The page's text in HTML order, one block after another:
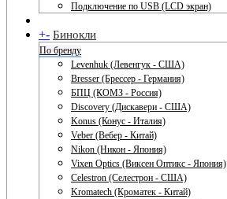
Подключение по USB (LCD экран)
+- Бинокли
По бренду
Levenhuk (Левенгук - США)
Bresser (Брессер - Германия)
БПЦ (КОМЗ - Россия)
Discovery (Дискавери - США)
Konus (Конус - Италия)
Veber (Вебер - Китай)
Nikon (Никон - Япония)
Vixen Optics (Виксен Оптикс - Япония)
Celestron (Селестрон - США)
Kromatech (Кроматек - Китай)